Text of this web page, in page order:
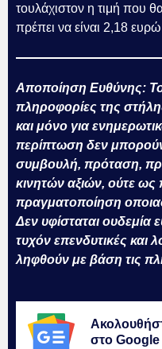
τουλάχιστον η τιμή που
πρέπει να είναι 2,18
Αποποίηση Ευθύνης: Το
πληροφορίες της
και μόνο για
περίπτωση δεν
συμβουλή, πρόταση,
κινητών αξιών, ούτε ως
πραγματοποίηση
Δεν υφίσταται ουδεμία
τυχόν επενδυτικές και
ληφθούν με βάση τις
στο